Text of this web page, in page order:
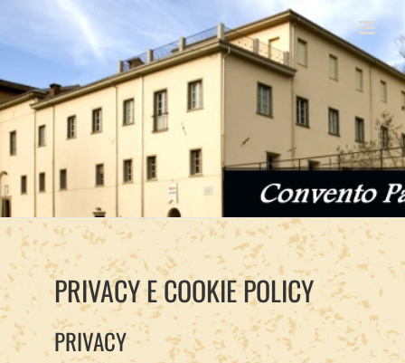
PRIVACY E COOKIE POLICY
PRIVACY